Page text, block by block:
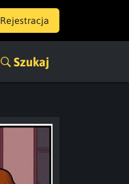
Rejestracja
Szukaj